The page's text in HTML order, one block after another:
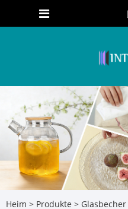
Heim > Produkte > Glasbecher